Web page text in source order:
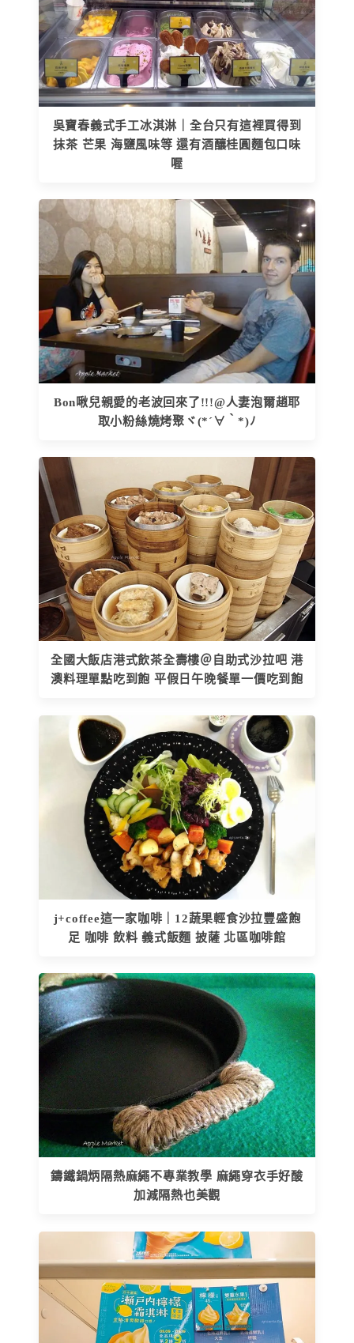
吳寶春義式手工冰淇淋｜全台只有這裡買得到
抹茶 芒果 海鹽風味等 還有酒釀桂圓麵包口味
喔
Bon啾兒親愛的老波回來了!!!@人妻泡爾趙耶
取小粉絲燒烤聚ヾ(*´∀｀*)ﾉ
全國大飯店港式飲茶全壽樓＠自助式沙拉吧 港
澳料理單點吃到飽 平假日午晚餐單一價吃到飽
j+coffee這一家咖啡｜12蔬果輕食沙拉豐盛飽
足 咖啡 飲料 義式飯麵 披薩 北區咖啡館
鑄鐵鍋炳隔熱麻繩不專業教學 麻繩穿衣手好酸
加減隔熱也美觀